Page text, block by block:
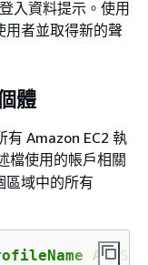
入資料提示。使用
用者並取得新的聲
體
有 Amazon EC2 執
檔使用的帳戶相關
區域中的所有